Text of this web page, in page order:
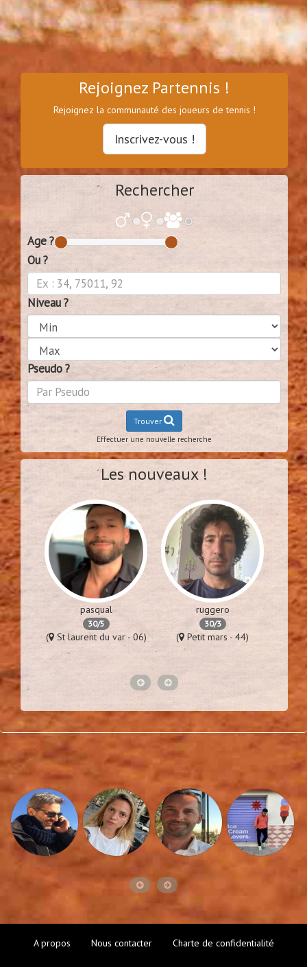
Rejoignez Partennis !
Rejoignez la communauté des joueurs de tennis !
Inscrivez-vous !
Rechercher
Age ?
Ou ?
Niveau ?
Pseudo ?
Trouver
Effectuer une nouvelle recherche
Les nouveaux !
- 94)
pasqual
30/5
( St laurent du var - 06)
ruggero
30/3
( Petit mars - 44) (
A propos Nous contacter Charte de confidentialité